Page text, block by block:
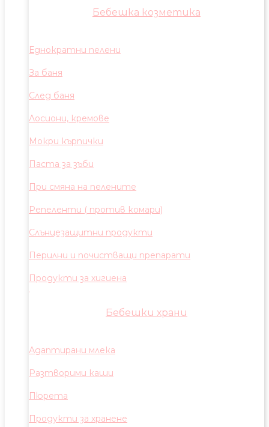
Бебешка козметика
Еднократни пелени
За баня
След баня
Лосиони, кремове
Мокри кърпички
Паста за зъби
При смяна на пелените
Репеленти ( против комари)
Слънцезащитни продукти
Перилни и почистващи препарати
Продукти за хигиена
Бебешки храни
Адаптирани млека
Разтворими каши
Пюрета
Продукти за хранене